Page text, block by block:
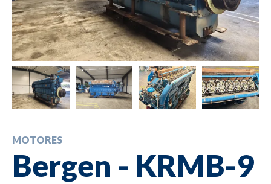
MOTORES
Bergen - KRMB-9